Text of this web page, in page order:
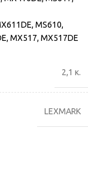
MS610,
MX517, MX517DE
2,1 κ.
LEXMARK